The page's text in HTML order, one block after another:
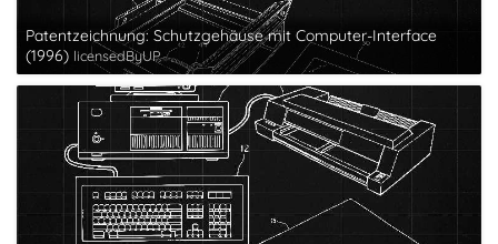
Patentzeichnung: Schutzgehäuse mit Computer-Interface
(1996) licensedByUP